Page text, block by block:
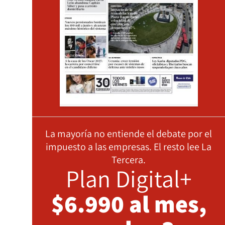
La mayoría no entiende el debate por el
impuesto a las empresas. El resto lee La
Tercera.
Plan Digital+
$6.990 al mes,